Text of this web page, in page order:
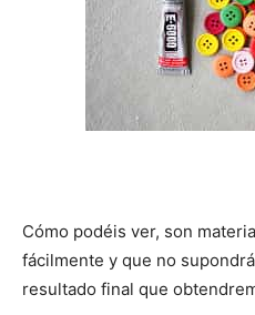
Cómo podéis ver, son
fácilmente y que no
resultado final que